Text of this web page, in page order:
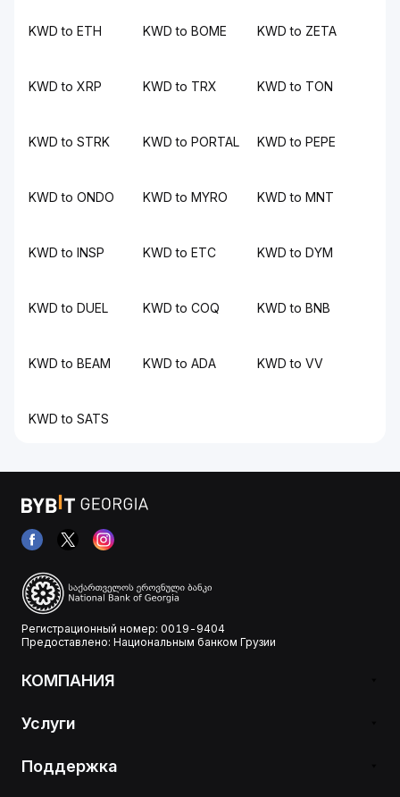
KWD to ETH KWD to BOME KWD to ZETA
KWD to XRP KWD to TRX KWD to TON
KWD to STRK KWD to PORTAL KWD to PEPE
KWD to ONDO KWD to MYRO KWD to MNT
KWD to INSP KWD to ETC KWD to DYM
KWD to DUEL KWD to COQ KWD to BNB
KWD to BEAM KWD to ADA KWD to VV
KWD to SATS
Регистрационный номер: 0019-9404
Предоставлено: Национальным банком Грузии
КОМПАНИЯ
Услуги
Поддержка